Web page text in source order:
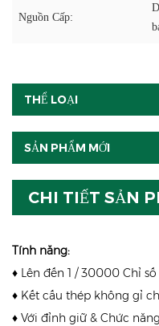
Nguồn Cấp:
THỂ LOẠI
SẢN PHẨM MỚI
CHI TIẾT SẢN
Tính năng:
♦ Lên đến 1 / 30000 Chỉ
♦ Kết cấu thép không gỉ
♦ Với đỉnh giữ & Chức